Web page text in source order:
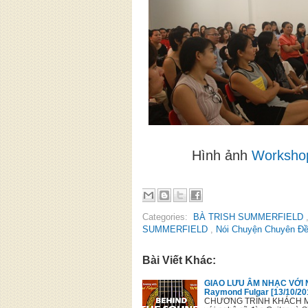
Hình ảnh
Categories: BÀ TRISH SUMMERFIELD ,
SUMMERFIELD , Nói Chuyện Chuyên Đề
Bài Viết Khác:
GIAO LƯU ÂM NHẠC VỚI
Raymond Fulgar [13/10/
CHƯƠNG TRÌNH KHÁCH